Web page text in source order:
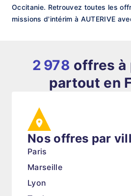
Occitanie. Retrouvez toutes les
missions d'intérim à AUTERIVE
2 978 offres à
partout en
Nos offres par
Paris
Marseille
Lyon